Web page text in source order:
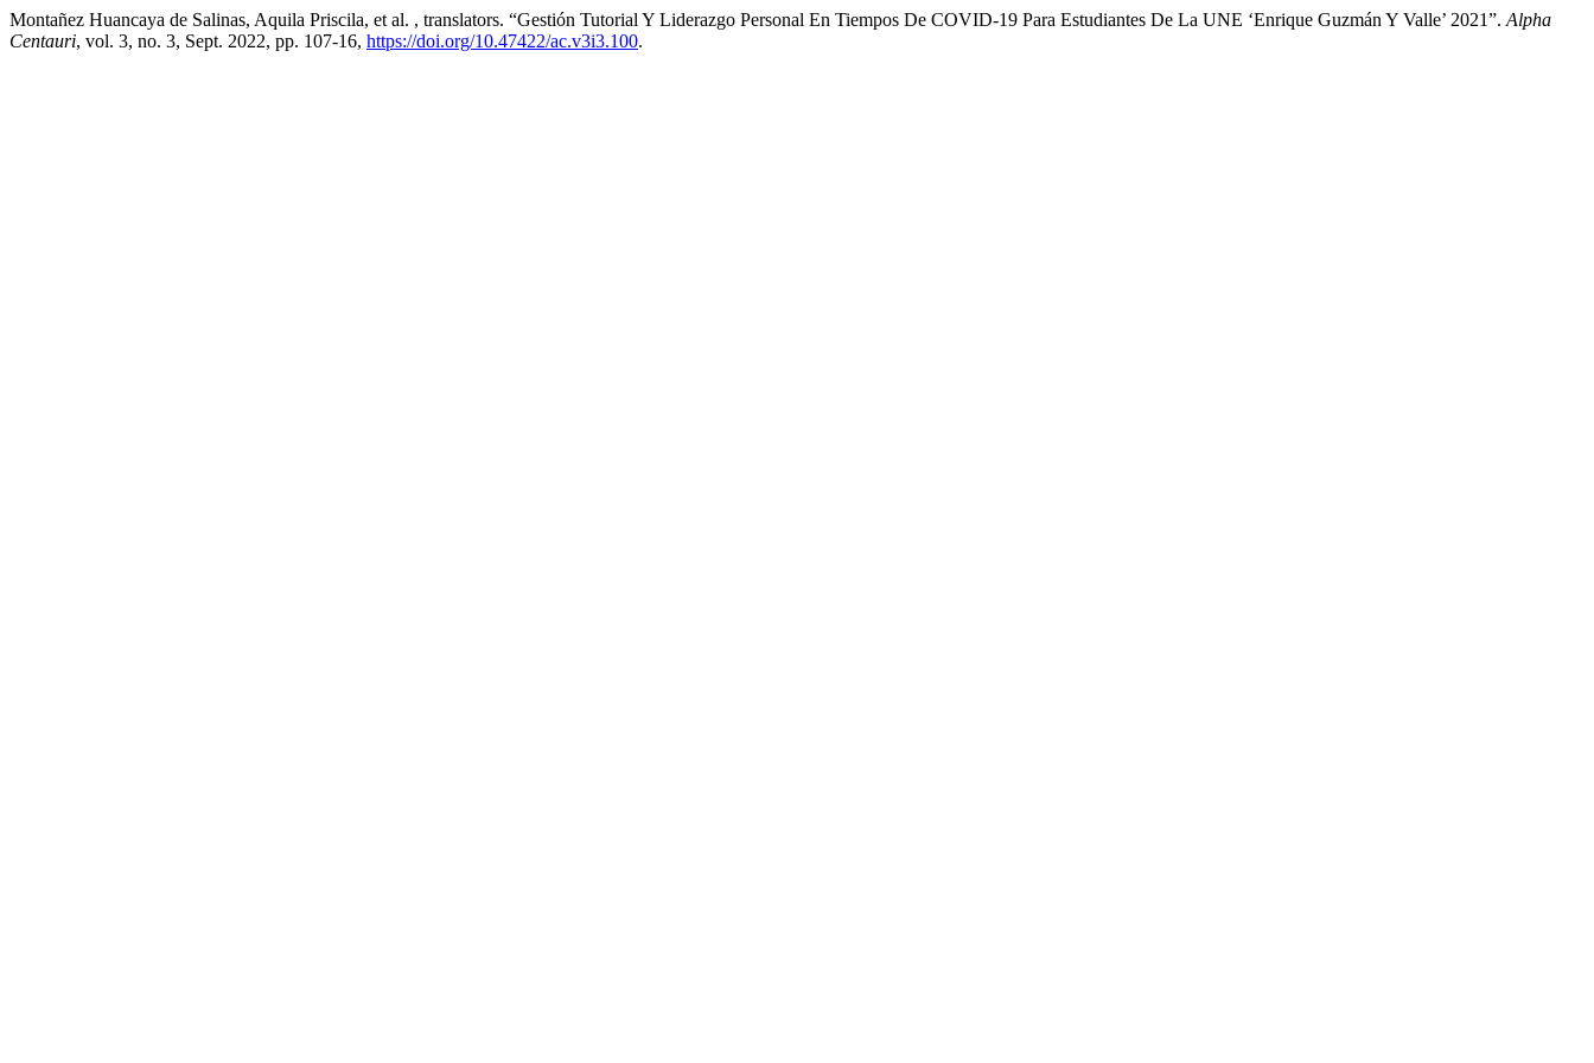
Montañez Huancaya de Salinas, Aquila Priscila, et al. , translators. “Gestión Tutorial Y Liderazgo Personal En Tiempos De COVID-19 Para Estudiantes De La UNE ‘Enrique Guzmán Y Valle’ 2021”. Alpha
Centauri, vol. 3, no. 3, Sept. 2022, pp. 107-16, https://doi.org/10.47422/ac.v3i3.100.